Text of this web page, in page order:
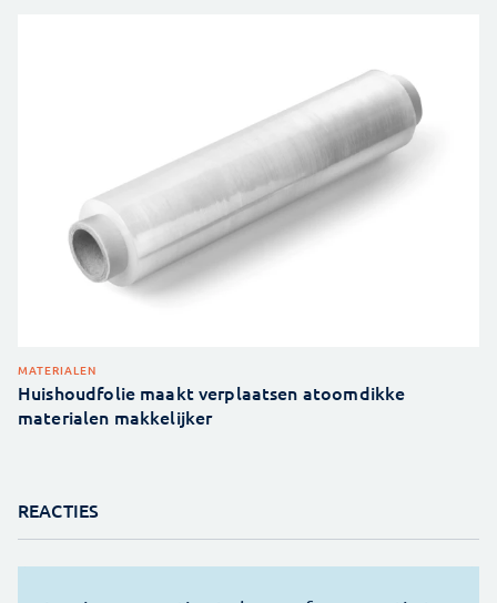
MATERIALEN
Huishoudfolie maakt verplaatsen atoomdikke
materialen makkelijker
REACTIES